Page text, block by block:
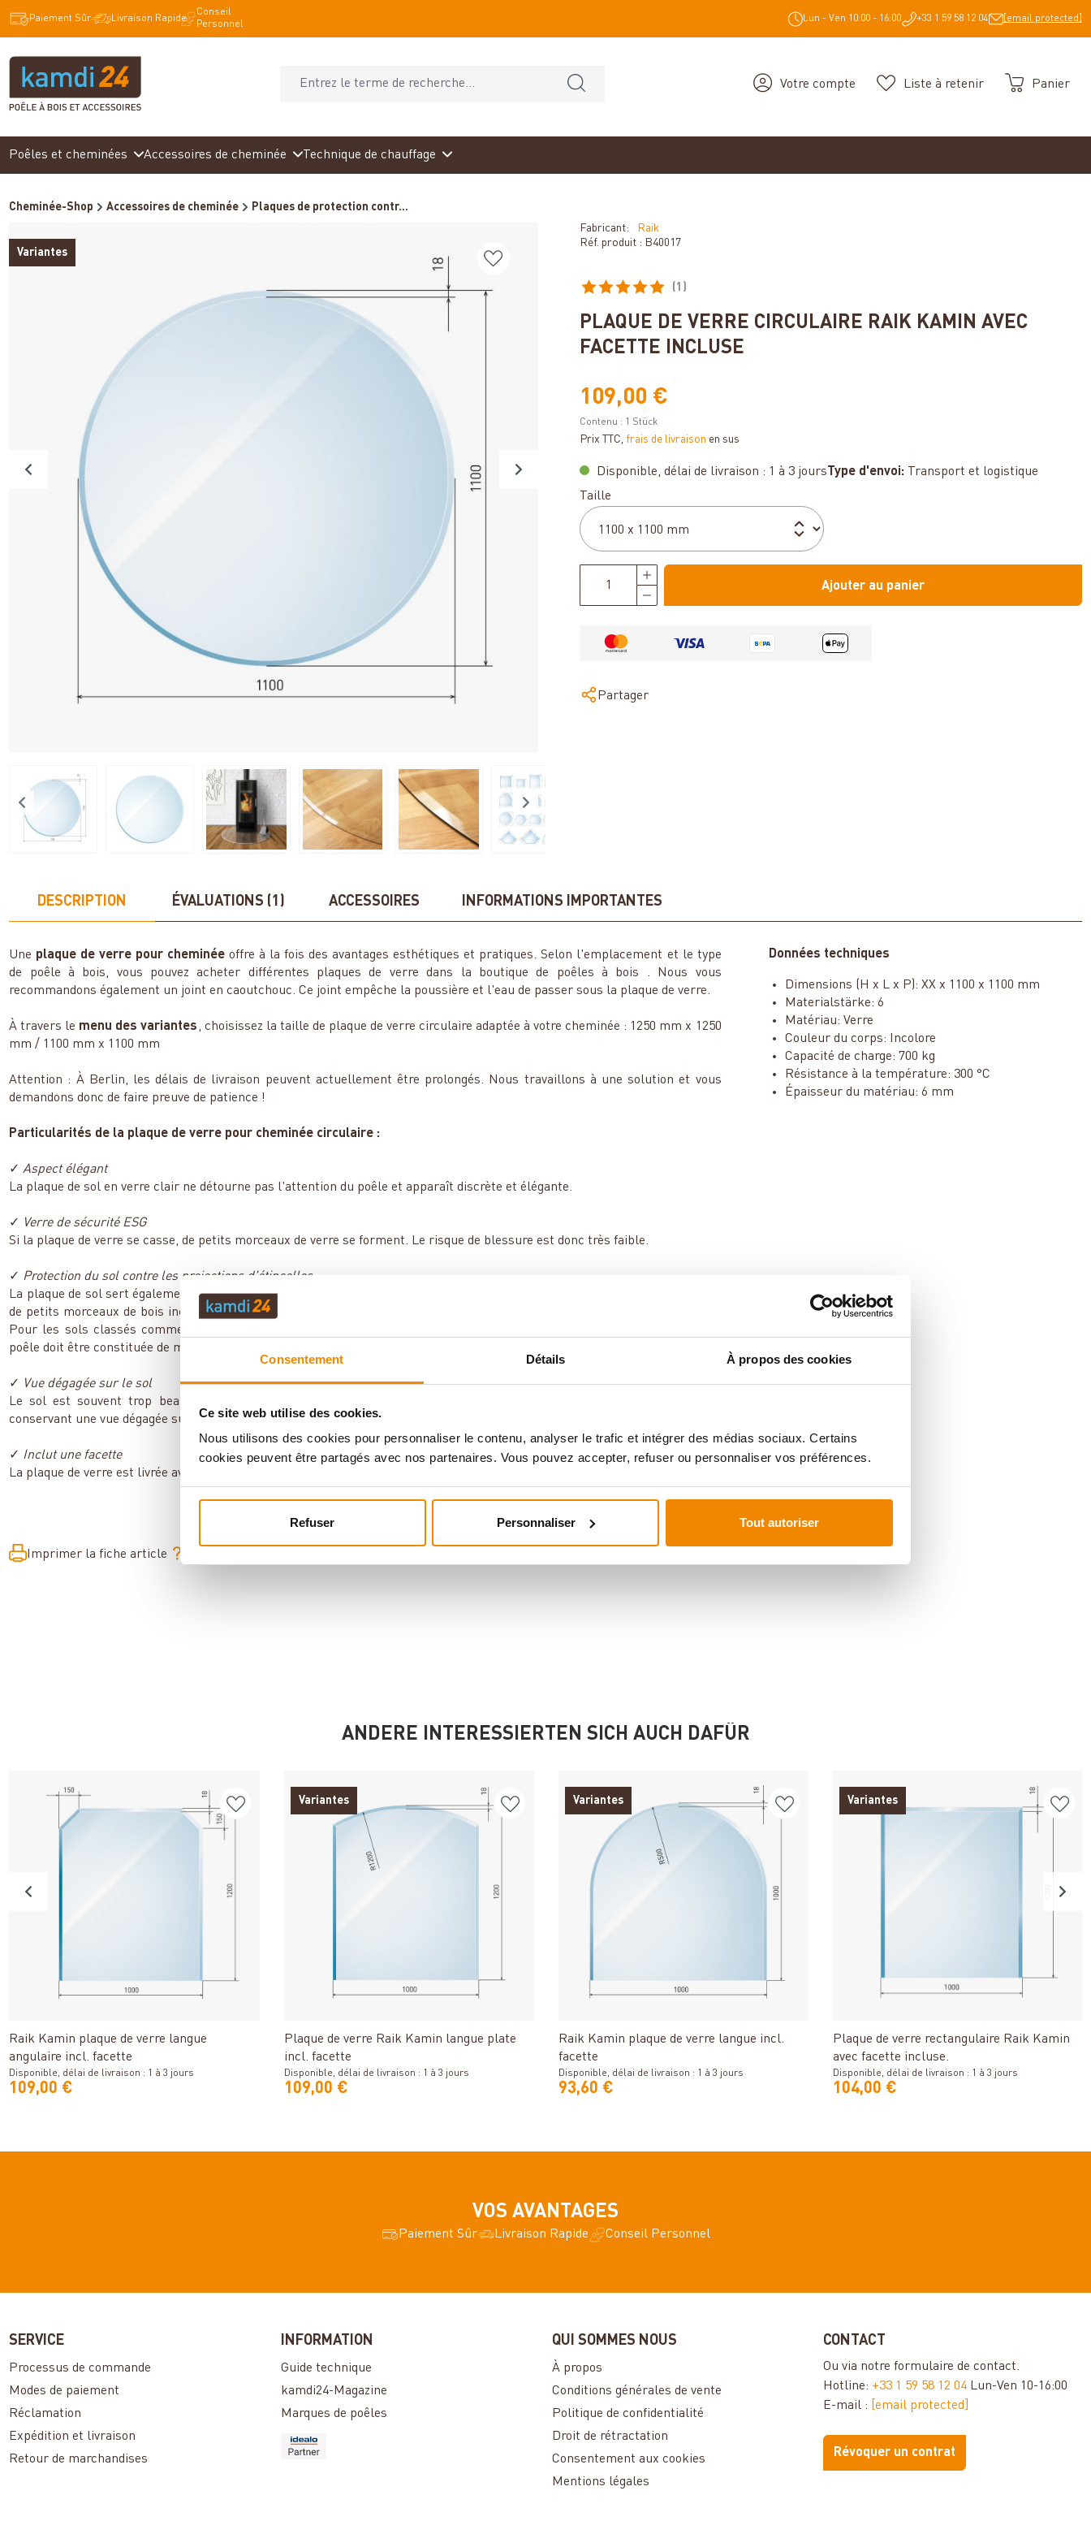
Consentement Détails À propos des cookies
Ce site web utilise des cookies.
Nous utilisons des cookies pour personnaliser le contenu, analyser le trafic et intégrer des médias sociaux. Certains
cookies peuvent être partagés avec nos partenaires. Vous pouvez accepter, refuser ou personnaliser vos préférences.
Refuser Personnaliser Tout autoriser
Passer à la navigation principale
Paiement Sûr Livraison Rapide
Conseil
Personnel
Lun - Ven 10:00 - 16:00 +33 1 59 58 12 04 [email protected]
Votre compte Liste à retenir Panier
Poêles et cheminées Accessoires de cheminée Technique de chauffage
Cheminée-Shop Accessoires de cheminée Plaques de protection contr...
Variantes
Fabricant:
Raik
Réf. produit : B40017
(1)
PLAQUE DE VERRE CIRCULAIRE RAIK KAMIN AVEC
FACETTE INCLUSE
109,00 €
Contenu : 1 Stück
Prix TTC, frais de livraison en sus
Disponible, délai de livraison : 1 à 3 jours Type d'envoi: Transport et logistique
Sélectionnez
Taille
Ajouter au panier
Partager
DESCRIPTION ÉVALUATIONS (1) ACCESSOIRES INFORMATIONS IMPORTANTES
Une plaque de verre pour cheminéeoffre à la fois des avantages esthétiques et pratiques. Selon l'emplacement et le type
de poêle à bois, vous pouvez acheter différentes plaques de verre dans la boutique de poêles à bois . Nous vous
recommandons également un joint en caoutchouc. Ce joint empêche la poussière et l'eau de passer sous la plaque de verre.
À travers le menu des variantes, choisissez la taille de plaque de verre circulaire adaptée à votre cheminée : 1250 mm x 1250
mm / 1100 mm x 1100 mm
Attention : À Berlin, les délais de livraison peuvent actuellement être prolongés. Nous travaillons à une solution et vous
demandons donc de faire preuve de patience !
Particularités de la plaque de verre pour cheminée circulaire :
✓Aspect élégant
La plaque de sol en verre clair ne détourne pas l'attention du poêle et apparaît discrète et élégante.
✓ Verre de sécurité ESG
Si la plaque de verre se casse, de petits morceaux de verre se forment. Le risque de blessure est donc très faible.
✓ Protection du sol contre les projections d'étincelles
La plaque de sol sert également de protection contre les étincelles. Lors de l'ouverture de la porte du foyer, des étincelles et
de petits morceaux de bois incandescents peuvent tomber sur le sol. La plaque de verre empêche qu'il ne soit endommagé.
Pour les sols classés comme inflammables, cette protection est obligatoire. C'est-à-dire que la zone devant et à côté du
poêle doit être constituée de matériaux non inflammables. Une plaque en verre, métal ou pierre est idéale pour cela.
✓ Vue dégagée sur le sol
Le sol est souvent trop beau pour être caché. Comme la plaque est transparente, la protection est assurée tout en
conservant une vue dégagée sur le sol.
✓ Inclut une facette
La plaque de verre est livrée avec une facette incluse.
Données techniques
Dimensions (H x L x P): XX x 1100 x 1100 mm
Materialstärke: 6
Matériau: Verre
Couleur du corps: Incolore
Capacité de charge: 700 kg
Résistance à la température: 300 °C
Épaisseur du matériau: 6 mm
Imprimer la fiche article
ANDERE INTERESSIERTEN SICH AUCH DAFÜR
Raik Kamin plaque de verre langue
angulaire incl. facette
Disponible, délai de livraison : 1 à 3 jours
109,00 €
Variantes
Plaque de verre Raik Kamin langue plate
incl. facette
Disponible, délai de livraison : 1 à 3 jours
109,00 €
Variantes
Raik Kamin plaque de verre langue incl.
facette
Disponible, délai de livraison : 1 à 3 jours
93,60 €
Variantes
Plaque de verre rectangulaire Raik Kamin
avec facette incluse.
Disponible, délai de livraison : 1 à 3 jours
104,00 €
VOS AVANTAGES
Paiement Sûr Livraison Rapide Conseil Personnel
SERVICE
Processus de commande
Modes de paiement
Réclamation
Expédition et livraison
Retour de marchandises
INFORMATION
Guide technique
kamdi24-Magazine
Marques de poêles
QUI SOMMES NOUS
À propos
Conditions générales de vente
Politique de confidentialité
Droit de rétractation
Consentement aux cookies
Mentions légales
CONTACT
Ou via notreformulaire de contact.
Hotline: +33 1 59 58 12 04 Lun-Ven 10-16:00
E-mail : [email protected]
Révoquer un contrat